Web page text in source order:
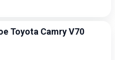
Toyota Camry V70